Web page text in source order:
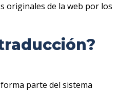
originales de la web por los
parte del sistema